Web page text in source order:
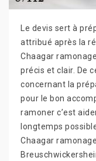
Le devis sert à
attribué après la
Chaagar
précis et clair. De
concernant la
pour le bon
ramoner c’est
longtemps
Chaagar